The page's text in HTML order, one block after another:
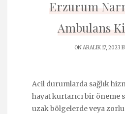
Erzurum
Ambulans
ON ARALIK 17, 2023
Acil durumlarda sağlık
hayat kurtarıcı bir öneme
uzak bölgelerde veya